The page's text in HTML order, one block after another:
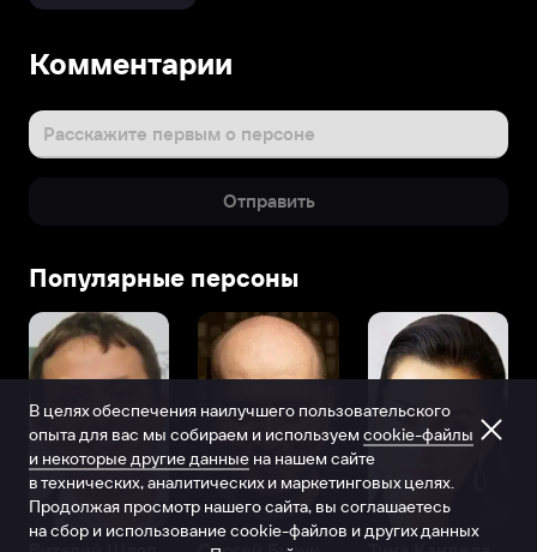
Комментарии
Расскажите первым о персоне
Отправить
Популярные персоны
В целях обеспечения наилучшего пользовательского
опыта для вас мы собираем и используем cookie-файлы
и некоторые другие данные на нашем сайте
в технических, аналитических и маркетинговых целях.
Продолжая просмотр нашего сайта, вы соглашаетесь
на сбор и использование cookie-файлов и других данных